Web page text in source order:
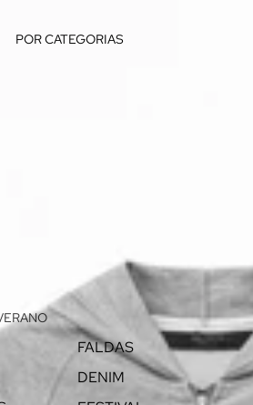
POR CATEGORIAS
FALDAS
DENIM